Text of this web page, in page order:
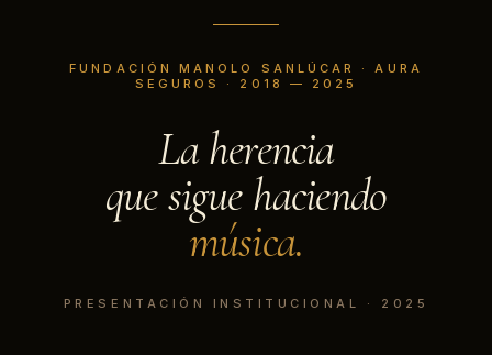
FUNDACIÓN MANOLO SANLÚCAR · AURA
SEGUROS · 2018 — 2025
La herencia
que sigue haciendo
música.
PRESENTACIÓN INSTITUCIONAL · 2025